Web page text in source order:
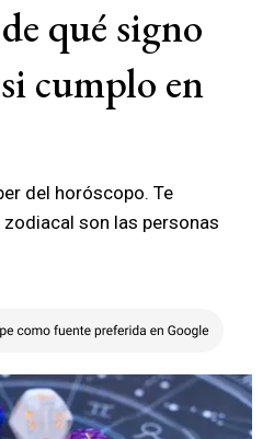
qué signo
cumplo en
del horóscopo. Te
son las personas